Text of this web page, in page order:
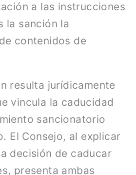
a las instrucciones
la sanción la
contenidos de
resulta jurídicamente
vincula la caducidad
sancionatorio
El Consejo, al explicar
decisión de caducar
presenta ambas